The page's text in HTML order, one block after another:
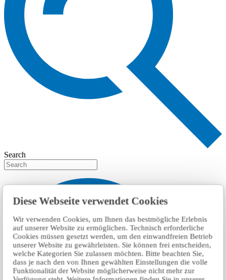
Diese Webseite verwendet Cookies
Wir verwenden Cookies, um Ihnen das bestmögliche Erlebnis
auf unserer Website zu ermöglichen. Technisch erforderliche
Cookies müssen gesetzt werden, um den einwandfreien Betrieb
unserer Website zu gewährleisten. Sie können frei entscheiden,
welche Kategorien Sie zulassen möchten. Bitte beachten Sie,
dass je nach den von Ihnen gewählten Einstellungen die volle
Funktionalität der Website möglicherweise nicht mehr zur
Search